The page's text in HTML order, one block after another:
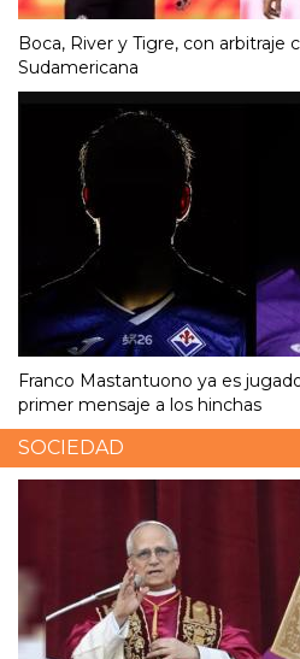
Boca, River y Tigre, con arbitraje
Sudamericana
Franco Mastantuono ya es
primer mensaje a los hinchas
SOCIEDAD